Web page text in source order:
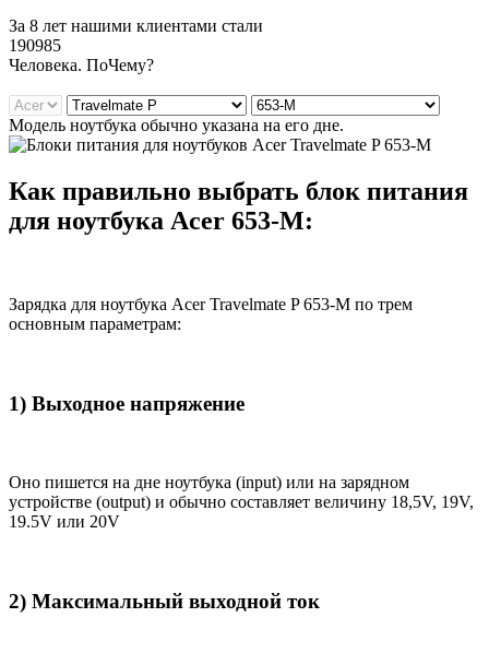
За 8 лет нашими клиентами стали
190985
Человека. ПоЧему?
Модель ноутбука обычно указана на его дне.
Как правильно выбрать блок питания
для ноутбука Acer 653-M:
Зарядка для ноутбука Acer Travelmate P 653-M по трем
основным параметрам:
1) Выходное напряжение
Оно пишется на дне ноутбука (input) или на зарядном
устройстве (output) и обычно составляет величину 18,5V, 19V,
19.5V или 20V
2) Максимальный выходной ток